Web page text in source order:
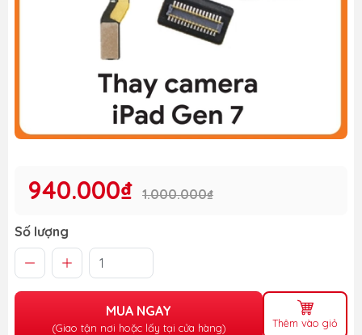
940.000₫ 1.000.000₫
Số lượng
MUA NGAY
(Giao tận nơi hoặc lấy tại cửa hàng) Thêm vào giỏ